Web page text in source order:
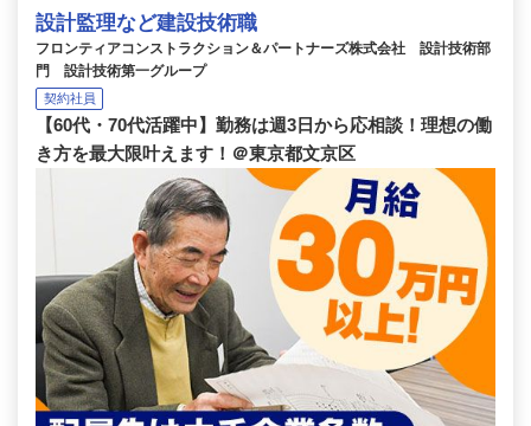
設計監理など建設技術職
フロンティアコンストラクション＆パートナーズ株式会社 設計技術部
門 設計技術第一グループ
契約社員
【60代・70代活躍中】勤務は週3日から応相談！理想の働
き方を最大限叶えます！＠東京都文京区